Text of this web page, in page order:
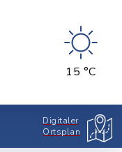
15 °C
Digitaler
Ortsplan